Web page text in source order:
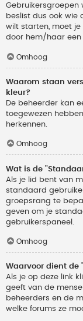
Gebruikersgroepen
beslist dus ook wie
wilt starten, moet
door hem/haar een
Omhoog
Waarom staan
kleur?
De beheerder kan
toegewezen
herkennen.
Omhoog
Wat is de
Als je lid bent van
standaard
groepsrang te
geven om je
gebruikerspaneel.
Omhoog
Waarvoor dient de
Als je op deze link
geeft van de
beheerders en de
welke forums ze